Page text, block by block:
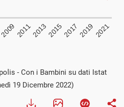
- Con i Bambini su dati Istat
19 Dicembre 2022)